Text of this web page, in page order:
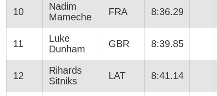
10
Nadim
Mameche
FRA 8:36.29
11
Luke
Dunham
GBR 8:39.85
12
Rihards
Sitniks
LAT 8:41.14